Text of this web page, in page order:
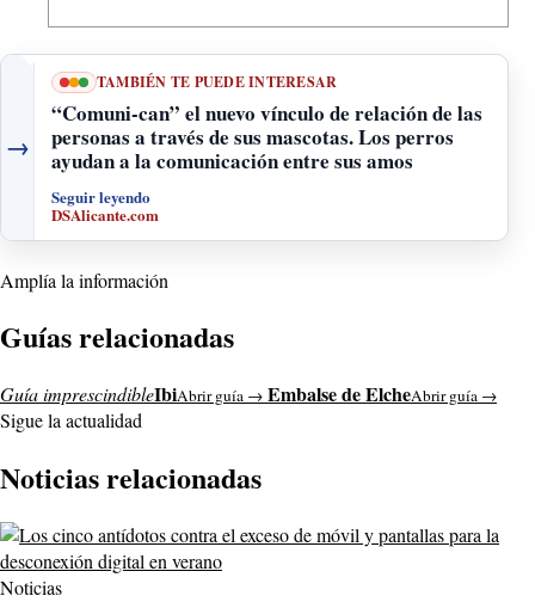
→
TAMBIÉN TE PUEDE INTERESAR
“Comuni-can” el nuevo vínculo de relación de las
personas a través de sus mascotas. Los perros
ayudan a la comunicación entre sus amos
Seguir leyendo
DSAlicante.com
Amplía la información
Guías relacionadas
Guía imprescindibleIbiAbrir guía → Embalse de ElcheAbrir guía →
Sigue la actualidad
Noticias relacionadas
Noticias